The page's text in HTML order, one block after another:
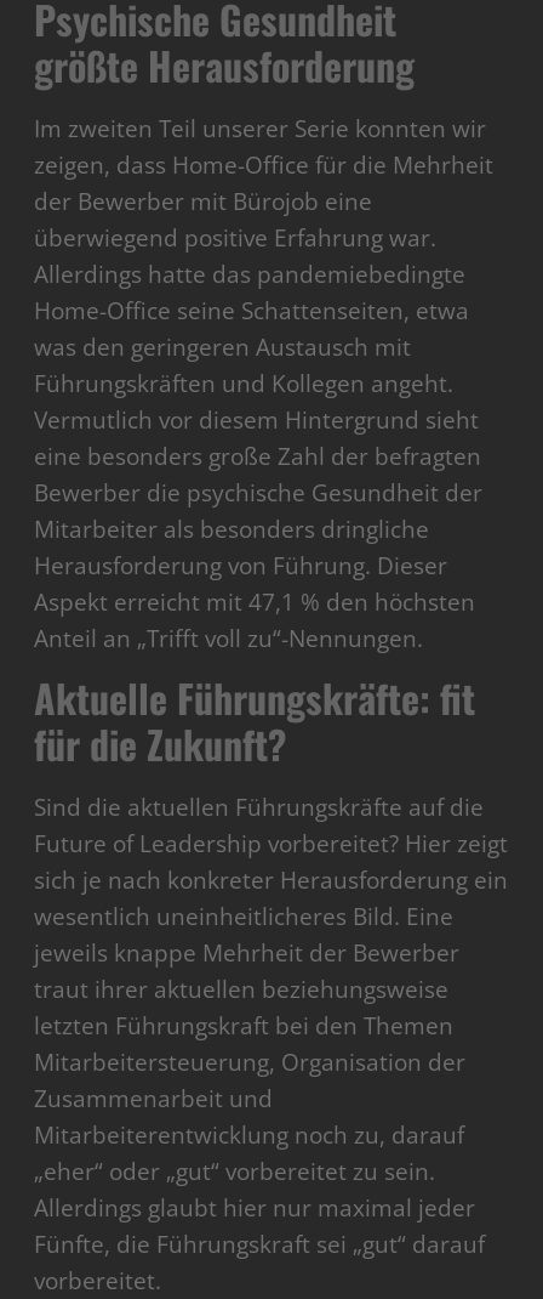
Psychische Gesundheit
größte Herausforderung
Im zweiten Teil unserer Serie konnten wir
zeigen, dass Home-Office für die Mehrheit
der Bewerber mit Bürojob eine
überwiegend positive Erfahrung war.
Allerdings hatte das pandemiebedingte
Home-Office seine Schattenseiten, etwa
was den geringeren Austausch mit
Führungskräften und Kollegen angeht.
Vermutlich vor diesem Hintergrund sieht
eine besonders große Zahl der befragten
Bewerber die psychische Gesundheit der
Mitarbeiter als besonders dringliche
Herausforderung von Führung. Dieser
Aspekt erreicht mit 47,1 % den höchsten
Anteil an „Trifft voll zu“-Nennungen.
Aktuelle Führungskräfte: fit
für die Zukunft?
Sind die aktuellen Führungskräfte auf die
Future of Leadership vorbereitet? Hier zeigt
sich je nach konkreter Herausforderung ein
wesentlich uneinheitlicheres Bild. Eine
jeweils knappe Mehrheit der Bewerber
traut ihrer aktuellen beziehungsweise
letzten Führungskraft bei den Themen
Mitarbeitersteuerung, Organisation der
Zusammenarbeit und
Mitarbeiterentwicklung noch zu, darauf
„eher“ oder „gut“ vorbereitet zu sein.
Allerdings glaubt hier nur maximal jeder
Fünfte, die Führungskraft sei „gut“ darauf
vorbereitet.